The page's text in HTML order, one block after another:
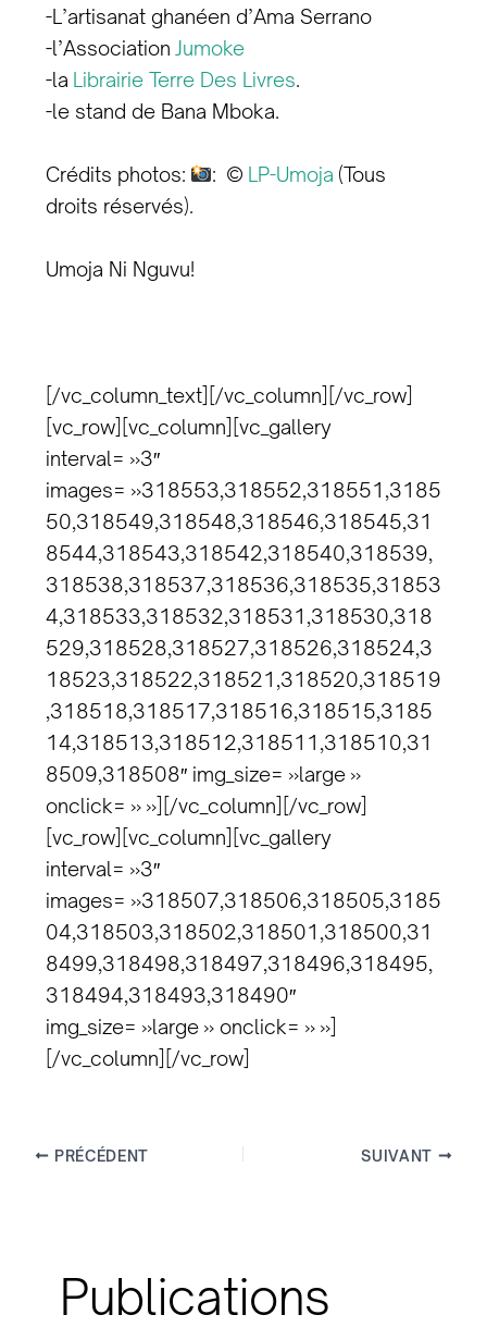
-L’artisanat ghanéen d’Ama Serrano
-l’Association Jumoke
-la Librairie Terre Des Livres.
-le stand de Bana Mboka.
Crédits photos: : © LP-Umoja (Tous
droits réservés).
Umoja Ni Nguvu!
[/vc_column_text][/vc_column][/vc_row]
[vc_row][vc_column][vc_gallery
interval= »3″
images= »318553,318552,318551,3185
50,318549,318548,318546,318545,31
8544,318543,318542,318540,318539,
318538,318537,318536,318535,31853
4,318533,318532,318531,318530,318
529,318528,318527,318526,318524,3
18523,318522,318521,318520,318519
,318518,318517,318516,318515,3185
14,318513,318512,318511,318510,31
8509,318508″ img_size= »large »
onclick= » »][/vc_column][/vc_row]
[vc_row][vc_column][vc_gallery
interval= »3″
images= »318507,318506,318505,3185
04,318503,318502,318501,318500,31
8499,318498,318497,318496,318495,
318494,318493,318490″
img_size= »large » onclick= » »]
[/vc_column][/vc_row]
PRÉCÉDENT SUIVANT
Publications